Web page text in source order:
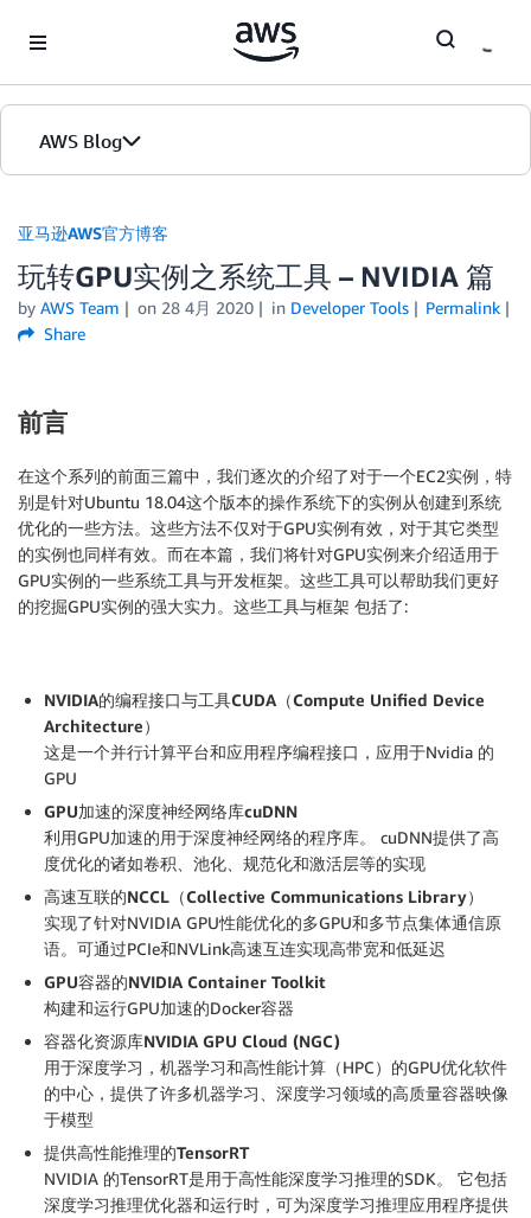
AWS Blog
首页
版本
亚马逊AWS官方博客
玩转GPU实例之系统工具 – NVIDIA 篇
by AWS Team on 28 4月 2020 in Developer Tools
Permalink
Share
前言
在这个系列的前面三篇中，我们逐次的介绍了对于一个EC2实例，特
别是针对Ubuntu 18.04这个版本的操作系统下的实例从创建到系统
优化的一些方法。这些方法不仅对于GPU实例有效，对于其它类型
的实例也同样有效。而在本篇，我们将针对GPU实例来介绍适用于
GPU实例的一些系统工具与开发框架。这些工具可以帮助我们更好
的挖掘GPU实例的强大实力。这些工具与框架 包括了:
NVIDIA的编程接口与工具CUDA （Compute Unified Device
Architecture）
这是一个并行计算平台和应用程序编程接口，应用于Nvidia 的
GPU
GPU加速的深度神经网络库cuDNN
利用GPU加速的用于深度神经网络的程序库。 cuDNN提供了高
度优化的诸如卷积、池化、规范化和激活层等的实现
高速互联的NCCL （Collective Communications Library）
实现了针对NVIDIA GPU性能优化的多GPU和多节点集体通信原
语。可通过PCIe和NVLink高速互连实现高带宽和低延迟
GPU容器的NVIDIA Container Toolkit
构建和运行GPU加速的Docker容器
容器化资源库NVIDIA GPU Cloud (NGC)
用于深度学习，机器学习和高性能计算（HPC）的GPU优化软件
的中心，提供了许多机器学习、深度学习领域的高质量容器映像
于模型
提供高性能推理的TensorRT
NVIDIA 的TensorRT是用于高性能深度学习推理的SDK。 它包括
深度学习推理优化器和运行时，可为深度学习推理应用程序提供